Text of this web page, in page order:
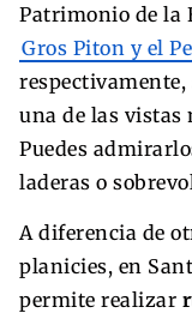
Patrimonio de la
Gros Piton y el
respectivamente,
una de las vistas
Puedes
laderas o
A diferencia de
planicies, en
permite realizar